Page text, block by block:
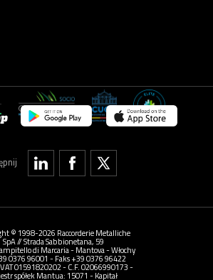
© 1998-2026 Raccorderie Metalliche
SpA // Strada Sabbionetana, 59
di Marcaria - Mantova - Włochy
0376 96001 - Faks +39 0376 96422
01591820202 - C.F. 02066990173 -
spółek Mantua: 15071 - Kapitał